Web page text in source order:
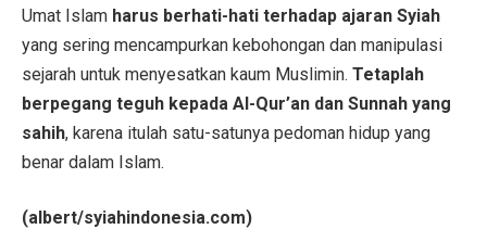
Umat Islam harus berhati-hati terhadap ajaran Syiah
yang sering mencampurkan kebohongan dan manipulasi
sejarah untuk menyesatkan kaum Muslimin. Tetaplah
berpegang teguh kepada Al-Qur’an dan Sunnah yang
sahih, karena itulah satu-satunya pedoman hidup yang
benar dalam Islam.
(albert/syiahindonesia.com)